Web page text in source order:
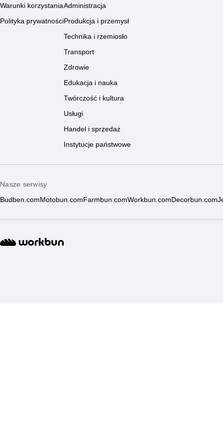
Warunki korzystania
Polityka prywatności
Administracja
Produkcja i przemysł
Technika i rzemiosło
Transport
Zdrowie
Edukacja i nauka
Twórczość i kultura
Usługi
Handel i sprzedaż
Instytucje państwowe
Nasze serwisy
Budben.com Motobun.com Farmbun.comWorkbun.com Decorbun.com